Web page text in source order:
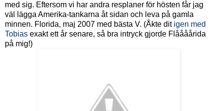
med sig. Eftersom vi har andra resplaner för hösten får jag
väl lägga Amerika-tankarna åt sidan och leva på gamla
minnen. Florida, maj 2007 med bästa V. (Åkte dit igen med
Tobias exakt ett år senare, så bra intryck gjorde Flåååårida
på mig!)